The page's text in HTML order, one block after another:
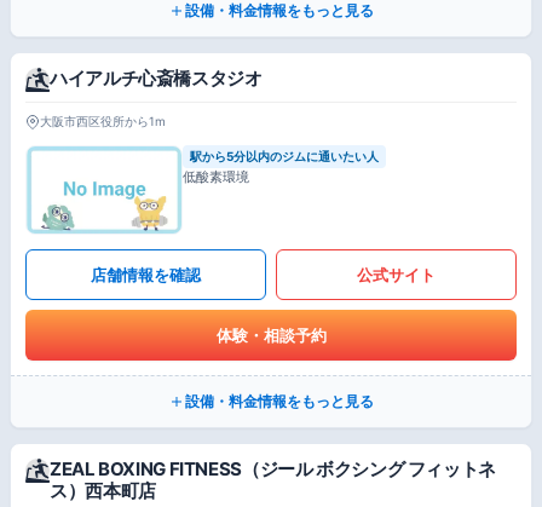
設備・料金情報をもっと見る
ハイアルチ心斎橋スタジオ
大阪市西区役所から1m
駅から5分以内のジムに通いたい人
低酸素環境
店舗情報を確認 公式サイト
体験・相談予約
設備・料金情報をもっと見る
ZEAL BOXING FITNESS（ジール ボクシング フィットネ
ス）西本町店